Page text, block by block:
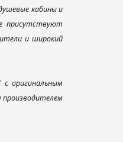
кабины и
присутствуют
и широкий
с оригинальным
производителем